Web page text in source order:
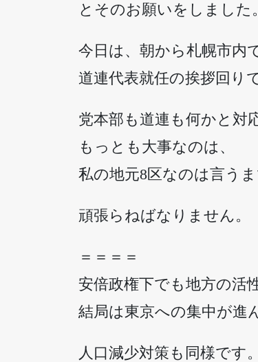
とそのお願いをしました。
今日は、朝から札幌市内で
道連代表就任の挨拶回り
党本部も道連も何かと対
もっとも大事なのは、
私の地元8区なのは言う
頑張らねばなりません。
＝＝＝＝
安倍政権下でも地方の活
結局は東京への集中が進
人口減少対策も同様です。